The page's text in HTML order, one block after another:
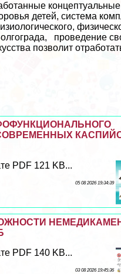
детей, система
проведение
позволит
PDF 121 KB...
05 08 2026 19:34:39
PDF 140 KB...
03 08 2026 19:45:36